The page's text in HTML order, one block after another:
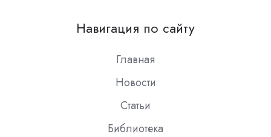
Slack
Навигация по сайту
Главная
Новости
Статьи
Библиотека